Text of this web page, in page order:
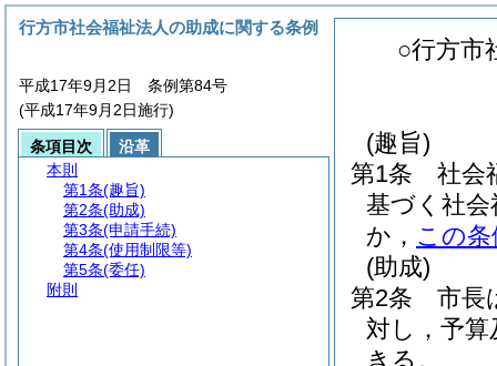
○行方市
(趣旨)
第1条
社会
基づく社
か， この条
(助成)
第2条
市長
対し，予
きる。
行方市社会福祉法人の助成に関する条例
平成17年9月2日 条例第84号
(平成17年9月2日施行)
条項目次
沿革
本則
第1条(趣旨)
第2条(助成)
第3条(申請手続)
第4条(使用制限等)
第5条(委任)
附則